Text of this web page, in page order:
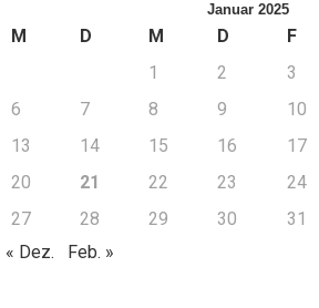
Januar 2025
M D M D F
1
2 3
6
7 8 9 10
13
14 15 16 17
20
21 22 23 24
27
28 29 30
31
« Dez.
Feb. »